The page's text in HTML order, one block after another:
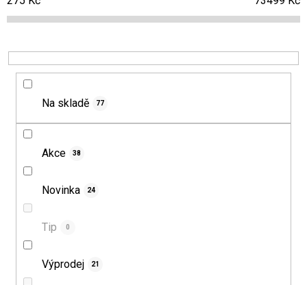
í
p
r
o
Na skladě 77
Akce 38
Novinka 24
Tip 0
Výprodej 21
p
r
o
d